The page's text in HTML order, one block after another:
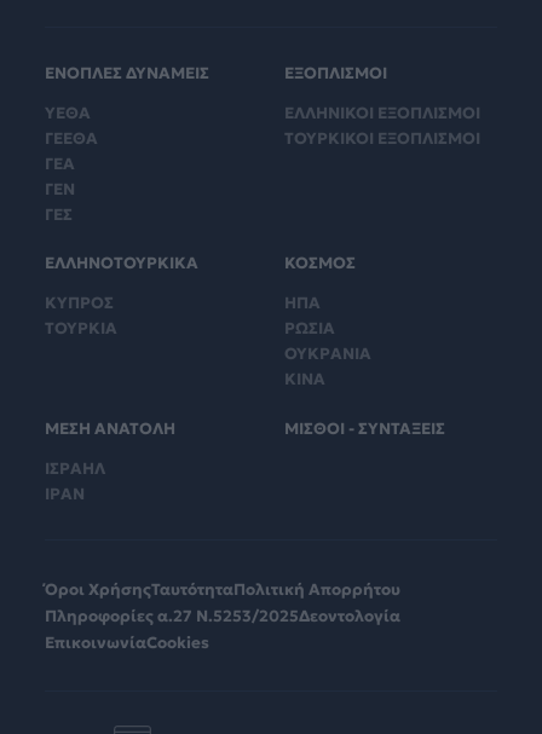
ΕΝΟΠΛΕΣ ΔΥΝΑΜΕΙΣ
ΥΕΘΑ
ΓΕΕΘΑ
ΓΕΑ
ΓΕΝ
ΓΕΣ
ΕΞΟΠΛΙΣΜΟΙ
ΕΛΛΗΝΙΚΟΙ ΕΞΟΠΛΙΣΜΟΙ
ΤΟΥΡΚΙΚΟΙ ΕΞΟΠΛΙΣΜΟΙ
ΕΛΛΗΝΟΤΟΥΡΚΙΚΑ
ΚΥΠΡΟΣ
ΤΟΥΡΚΙΑ
ΚΟΣΜΟΣ
ΗΠΑ
ΡΩΣΙΑ
ΟΥΚΡΑΝΙΑ
ΚΙΝΑ
ΜΕΣΗ ΑΝΑΤΟΛΗ
ΙΣΡΑΗΛ
ΙΡΑΝ
ΜΙΣΘΟΙ - ΣΥΝΤΑΞΕΙΣ
Όροι ΧρήσηςΤαυτότηταΠολιτική Απορρήτου
Πληροφορίες α.27 Ν.5253/2025Δεοντολογία
ΕπικοινωνίαCookies